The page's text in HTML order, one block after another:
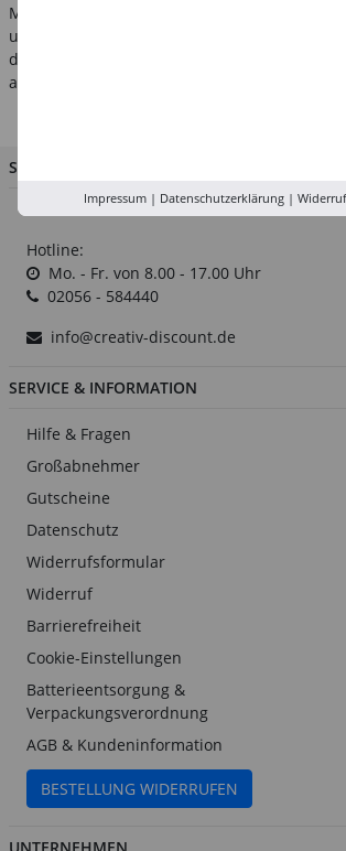
Malen und Basteln! Das Sortiment wird
unserem Bücher-Shop. Zu jeder
das richtige Buch für Sie - von Bastelbüchern
anspruchsvollen Anleitungen für
SIE HABEN FRAGEN?
So erreichen Sie das CREATIV-DISCOUNT-
Hotline:
Mo. - Fr. von 8.00 - 17.00 Uhr
02056 - 584440
info@creativ-discount.de
SERVICE & INFORMATION
Hilfe & Fragen
Großabnehmer
Gutscheine
Datenschutz
Widerrufsformular
Widerruf
Barrierefreiheit
Cookie-Einstellungen
Batterieentsorgung &
Verpackungsverordnung
AGB & Kundeninformation
BESTELLUNG WIDERRUFEN
Impressum| Datenschutzerklärung|